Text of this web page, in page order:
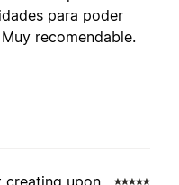
para poder
recomendable.